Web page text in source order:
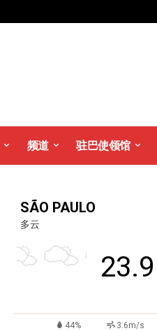
频道 驻巴使领馆
SÃO PAULO
多云
23.9
44% 3.6m/s